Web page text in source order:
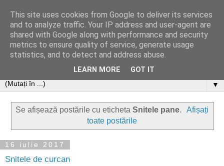
▼
Se afișează postările cu eticheta Snitele pane.
Afișați
toate postările
16 iulie 2017
Snitele de curcan
This site uses cookies from Google to deliver its services
and to analyze traffic. Your IP address and user-agent are
shared with Google along with performance and security
metrics to ensure quality of service, generate usage
statistics, and to detect and address abuse.
LEARN MORE GOT IT